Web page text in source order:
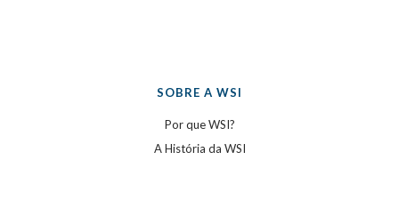
SOBRE A WSI
Por que WSI?
A História da WSI